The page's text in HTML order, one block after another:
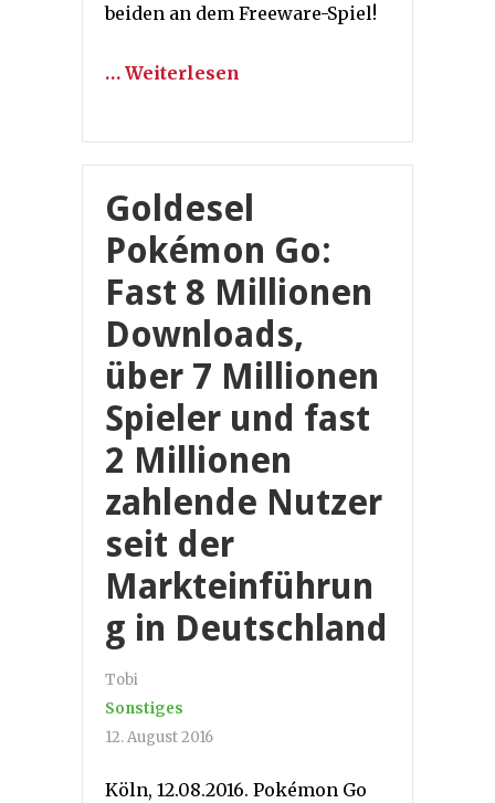
beiden an dem Freeware-Spiel!
… Weiterlesen
Goldesel
Pokémon Go:
Fast 8 Millionen
Downloads,
über 7 Millionen
Spieler und fast
2 Millionen
zahlende Nutzer
seit der
Markteinführun
g in Deutschland
Tobi
Sonstiges
12. August 2016
Köln, 12.08.2016. Pokémon Go